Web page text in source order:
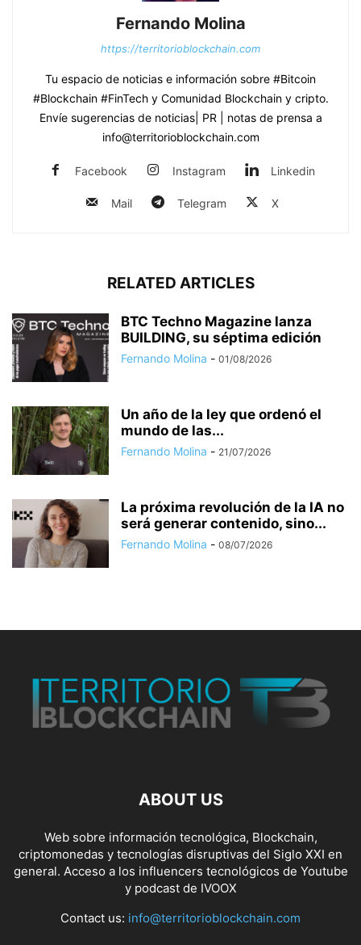
Fernando Molina
https://territorioblockchain.com
Tu espacio de noticias e información sobre #Bitcoin
#Blockchain #FinTech y Comunidad Blockchain y cripto.
Envíe sugerencias de noticias| PR | notas de prensa a
info@territorioblockchain.com
Facebook Instagram Linkedin
Mail Telegram X
RELATED ARTICLES
BTC Techno Magazine lanza
BUILDING, su séptima edición
Fernando Molina - 01/08/2026
Un año de la ley que ordenó el
mundo de las...
Fernando Molina - 21/07/2026
La próxima revolución de la IA no
será generar contenido, sino...
Fernando Molina - 08/07/2026
ABOUT US
Web sobre información tecnológica, Blockchain,
criptomonedas y tecnologías disruptivas del Siglo XXI en
general. Acceso a los influencers tecnológicos de Youtube
y podcast de IVOOX
Contact us: info@territorioblockchain.com